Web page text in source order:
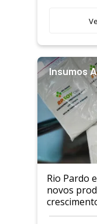
Insumos
Rio Pardo
novos